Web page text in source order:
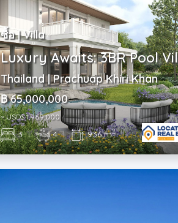
ซื้อ | Villa
Luxury Awaits: 3BR Pool
Thailand | Prachuap Khiri Khan
฿ 65,000,000
~ USD$ 1,969,000
3 | 4 | 936 m2